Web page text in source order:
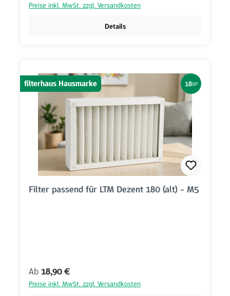
Preise inkl. MwSt. zzgl. Versandkosten
Details
filterhaus Hausmarke 18GP
Filter passend für LTM Dezent 180 (alt) - M5
Regulärer Preis:
Ab 18,90 €
Preise inkl. MwSt. zzgl. Versandkosten